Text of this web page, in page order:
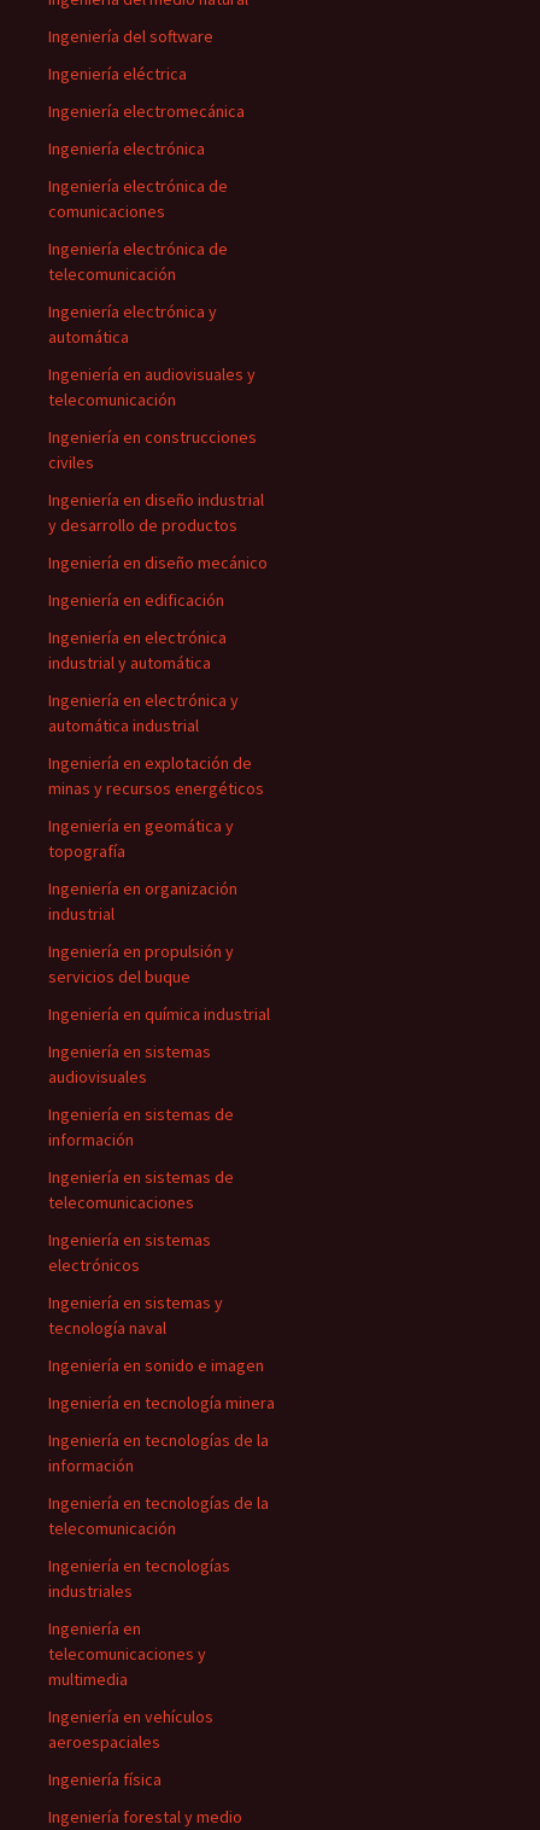
Ingeniería del software
Ingeniería eléctrica
Ingeniería electromecánica
Ingeniería electrónica
Ingeniería electrónica de
comunicaciones
Ingeniería electrónica de
telecomunicación
Ingeniería electrónica y
automática
Ingeniería en audiovisuales y
telecomunicación
Ingeniería en construcciones
civiles
Ingeniería en diseño industrial
y desarrollo de productos
Ingeniería en diseño mecánico
Ingeniería en edificación
Ingeniería en electrónica
industrial y automática
Ingeniería en electrónica y
automática industrial
Ingeniería en explotación de
minas y recursos energéticos
Ingeniería en geomática y
topografía
Ingeniería en organización
industrial
Ingeniería en propulsión y
servicios del buque
Ingeniería en química industrial
Ingeniería en sistemas
audiovisuales
Ingeniería en sistemas de
información
Ingeniería en sistemas de
telecomunicaciones
Ingeniería en sistemas
electrónicos
Ingeniería en sistemas y
tecnología naval
Ingeniería en sonido e imagen
Ingeniería en tecnología minera
Ingeniería en tecnologías de la
información
Ingeniería en tecnologías de la
telecomunicación
Ingeniería en tecnologías
industriales
Ingeniería en
telecomunicaciones y
multimedia
Ingeniería en vehículos
aeroespaciales
Ingeniería física
Ingeniería forestal y medio